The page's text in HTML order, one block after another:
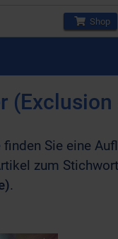
Shop
(Exclusion
Sie eine
zum Stichwort
.